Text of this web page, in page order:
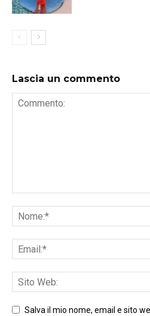
Lascia un commento
Salva il mio nome, email e sito